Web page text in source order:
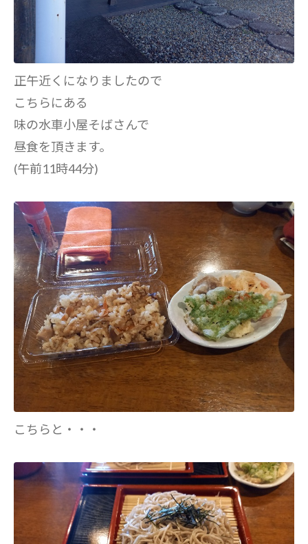
正午近くになりましたので
こちらにある
味の水車小屋そばさんで
昼食を頂きます。
(午前11時44分)
こちらと・・・